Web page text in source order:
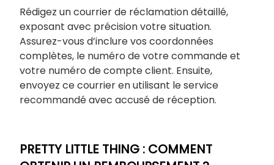
Rédigez un courrier de réclamation détaillé,
exposant avec précision votre situation.
Assurez-vous d’inclure vos coordonnées
complètes, le numéro de votre commande et
votre numéro de compte client. Ensuite,
envoyez ce courrier en utilisant le service
recommandé avec accusé de réception.
PRETTY LITTLE THING : COMMENT